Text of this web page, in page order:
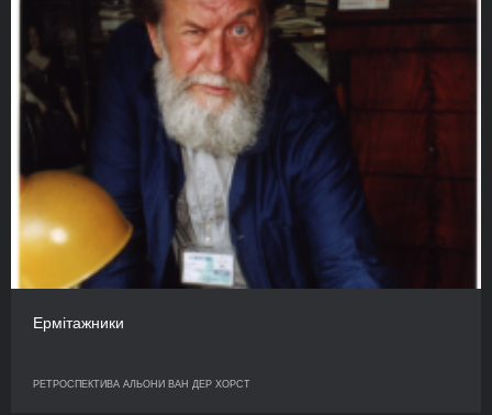
Ермітажники
РЕТРОСПЕКТИВА АЛЬОНИ ВАН ДЕР ХОРСТ